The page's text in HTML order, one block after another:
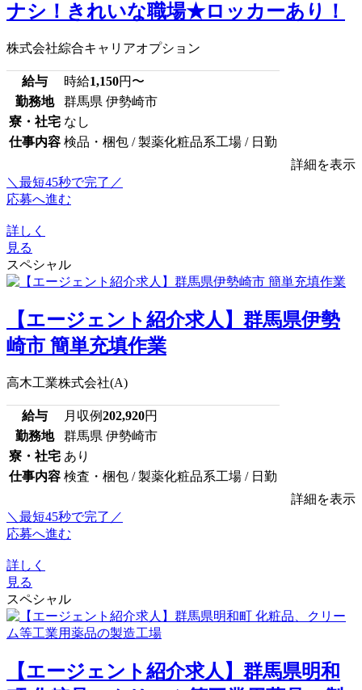
ナシ！きれいな職場★ロッカーあり！
株式会社綜合キャリアオプション
給与 時給1,150円〜
勤務地
群馬県 伊勢崎市
寮・社宅 なし
仕事内容 検品・梱包 / 製薬化粧品系工場 / 日勤
詳細を表示
＼最短45秒で完了／
応募へ進む
詳しく
見る
スペシャル
【エージェント紹介求人】群馬県伊勢
崎市 簡単充填作業
高木工業株式会社(A)
給与 月収例202,920円
勤務地
群馬県 伊勢崎市
寮・社宅 あり
仕事内容 検査・梱包 / 製薬化粧品系工場 / 日勤
詳細を表示
＼最短45秒で完了／
応募へ進む
詳しく
見る
スペシャル
【エージェント紹介求人】群馬県明和